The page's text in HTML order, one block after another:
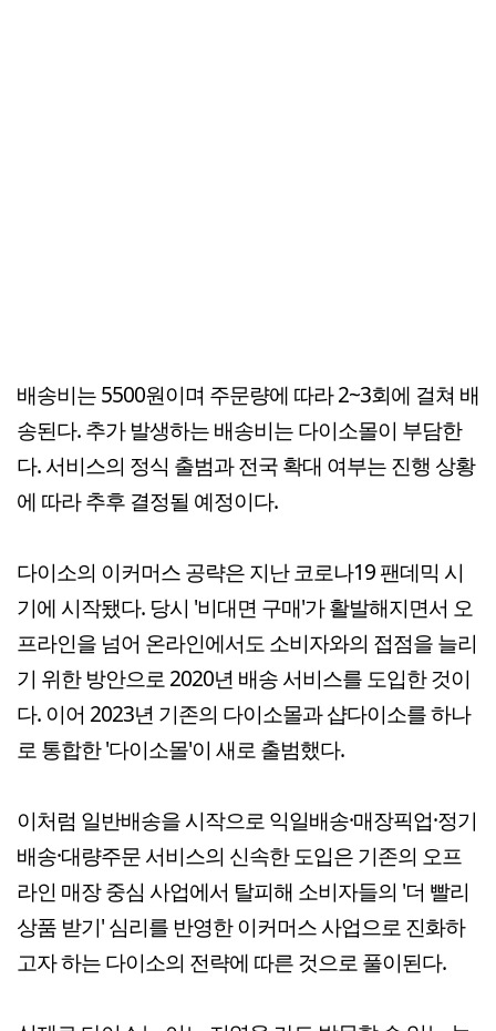
배송비는 5500원이며 주문량에 따라 2~3회에 걸쳐 배
송된다. 추가 발생하는 배송비는 다이소몰이 부담한
다. 서비스의 정식 출범과 전국 확대 여부는 진행 상황
에 따라 추후 결정될 예정이다.
다이소의 이커머스 공략은 지난 코로나19 팬데믹 시
기에 시작됐다. 당시 '비대면 구매'가 활발해지면서 오
프라인을 넘어 온라인에서도 소비자와의 접점을 늘리
기 위한 방안으로 2020년 배송 서비스를 도입한 것이
다. 이어 2023년 기존의 다이소몰과 샵다이소를 하나
로 통합한 '다이소몰'이 새로 출범했다.
이처럼 일반배송을 시작으로 익일배송·매장픽업·정기
배송·대량주문 서비스의 신속한 도입은 기존의 오프
라인 매장 중심 사업에서 탈피해 소비자들의 '더 빨리
상품 받기' 심리를 반영한 이커머스 사업으로 진화하
고자 하는 다이소의 전략에 따른 것으로 풀이된다.